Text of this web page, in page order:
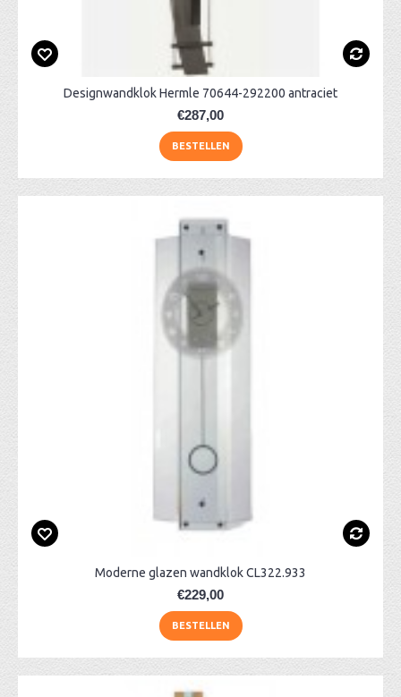
Designwandklok Hermle 70644-292200 antraciet
€287,00
BESTELLEN
Moderne glazen wandklok CL322.933
€229,00
BESTELLEN